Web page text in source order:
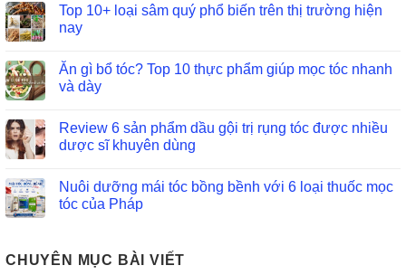
Top 10+ loại sâm quý phổ biến trên thị trường hiện
nay
Ăn gì bổ tóc? Top 10 thực phẩm giúp mọc tóc nhanh
và dày
Review 6 sản phẩm dầu gội trị rụng tóc được nhiều
dược sĩ khuyên dùng
Nuôi dưỡng mái tóc bồng bềnh với 6 loại thuốc mọc
tóc của Pháp
CHUYÊN MỤC BÀI VIẾT